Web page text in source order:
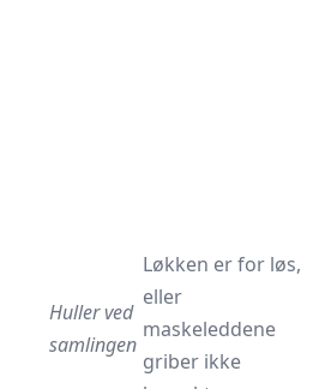
Huller ved
samlingen
Løkken er for løs,
eller
maskeleddene
griber ikke